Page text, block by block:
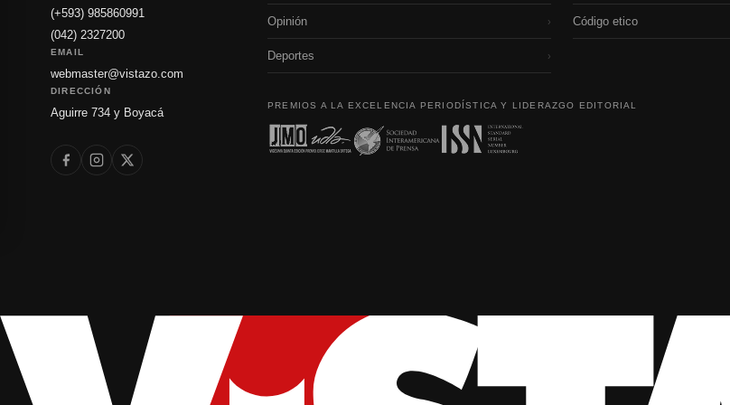
(+593) 985860991
(042) 2327200
EMAIL
webmaster@vistazo.com
DIRECCIÓN
Aguirre 734 y Boyacá
Opinión ›
Deportes ›
Código etico
PREMIOS A LA EXCELENCIA PERIODÍSTICA Y LIDERAZGO EDITORIAL